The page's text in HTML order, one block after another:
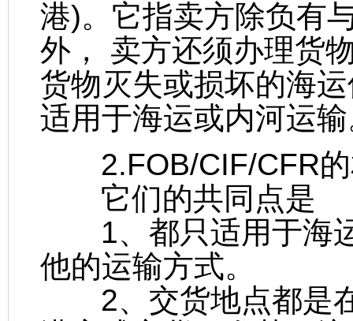
港)。它指卖方除负有
外， 卖方还须办理货
货物灭失或损坏的海
适用于海运或内河运
2.FOB/CIF/CFR的
它们的共同点是
1、都只适用于海运
他的运输方式。
2、交货地点都是在